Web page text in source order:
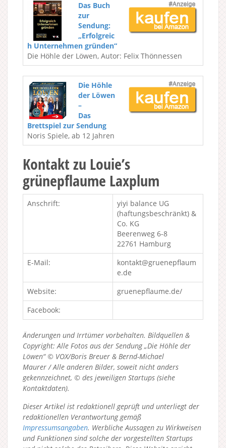
Das Buch
zur
Sendung:
„Erfolgreic
h Unternehmen gründen“
Die Höhle der Löwen, Autor: Felix Thönnessen
Die Höhle
der Löwen
–
Das
Brettspiel zur Sendung
Noris Spiele, ab 12 Jahren
Kontakt zu Louie’s
grünepflaume Laxplum
Anschrift:
yiyi balance UG
(haftungsbeschränkt) &
Co. KG
Beerenweg 6-8
22761 Hamburg
E-Mail:
kontakt@gruenepflaum
e.de
Website:
gruenepflaume.de/
Facebook:
Änderungen und Irrtümer vorbehalten. Bildquellen &
Copyright: Alle Fotos aus der Sendung „Die Höhle der
Löwen“ © VOX/Boris Breuer & Bernd-Michael
Maurer / Alle anderen Bilder, soweit nicht anders
gekennzeichnet, © des jeweiligen Startups (siehe
Kontaktdaten).
Dieser Artikel ist redaktionell geprüft und unterliegt der
redaktionellen Verantwortung gemäß
Impressumsangaben. Werbliche Aussagen zu Wirkweisen
und Funktionen sind solche der vorgestellten Startups